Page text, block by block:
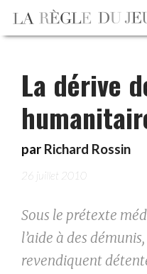
La dérive
par Richard Rossin
26 juillet 2010
Sous le prétexte
l’aide à des
revendiquent